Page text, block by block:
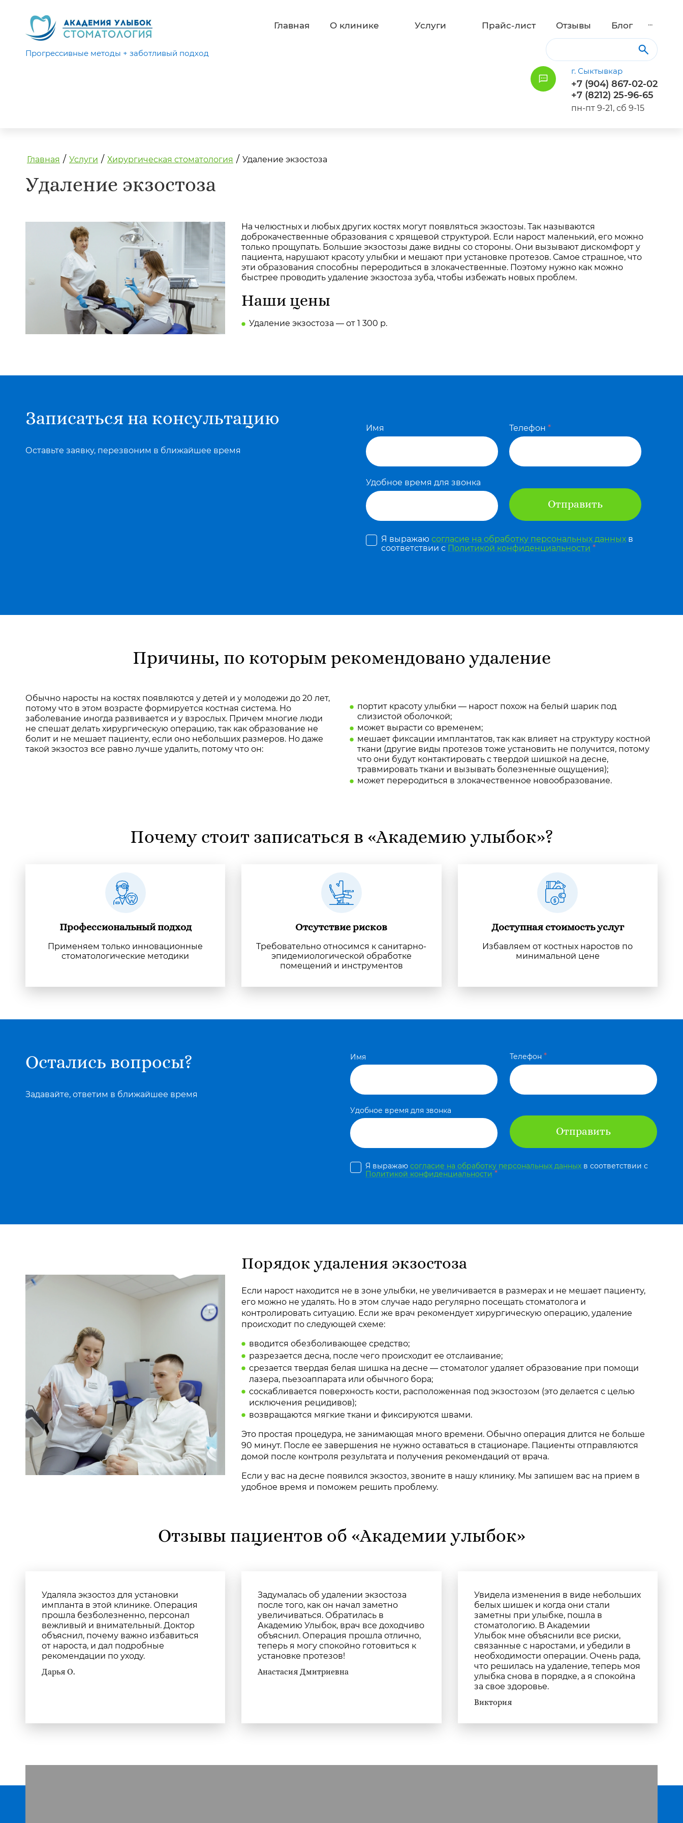
Прогрессивные методы + заботливый подход
Главная О клинике Услуги Прайс-лист Отзывы Блог ...
г. Сыктывкар
+7 (904) 867-02-02
+7 (8212) 25-96-65
пн-пт 9-21, сб 9-15
Главная / Услуги / Хирургическая стоматология / Удаление экзостоза
Удаление экзостоза
На челюстных и любых других костях могут появляться экзостозы. Так называются
доброкачественные образования с хрящевой структурой. Если нарост маленький, его можно
только прощупать. Большие экзостозы даже видны со стороны. Они вызывают дискомфорт у
пациента, нарушают красоту улыбки и мешают при установке протезов. Самое страшное, что
эти образования способны переродиться в злокачественные. Поэтому нужно как можно
быстрее проводить удаление экзостоза зуба, чтобы избежать новых проблем.
Наши цены
Удаление экзостоза — от 1 300 р.
Записаться на консультацию
Оставьте заявку, перезвоним в ближайшее время
Имя Телефон *
Удобное время для звонка
Я выражаю согласие на обработку персональных данных в
соответствии с Политикой конфиденциальности *
Отправить
Причины, по которым рекомендовано удаление
Обычно наросты на костях появляются у детей и у молодежи до 20 лет,
потому что в этом возрасте формируется костная система. Но
заболевание иногда развивается и у взрослых. Причем многие люди
не спешат делать хирургическую операцию, так как образование не
болит и не мешает пациенту, если оно небольших размеров. Но даже
такой экзостоз все равно лучше удалить, потому что он:
портит красоту улыбки — нарост похож на белый шарик под
слизистой оболочкой;
может вырасти со временем;
мешает фиксации имплантатов, так как влияет на структуру костной
ткани (другие виды протезов тоже установить не получится, потому
что они будут контактировать с твердой шишкой на десне,
травмировать ткани и вызывать болезненные ощущения);
может переродиться в злокачественное новообразование.
Почему стоит записаться в «Академию улыбок»?
Профессиональный подход
Применяем только инновационные
стоматологические методики
Отсутствие рисков
Требовательно относимся к санитарно-
эпидемиологической обработке
помещений и инструментов
Доступная стоимость услуг
Избавляем от костных наростов по
минимальной цене
Остались вопросы?
Задавайте, ответим в ближайшее время
Имя Телефон *
Удобное время для звонка
Я выражаю согласие на обработку персональных данных в соответствии с
Политикой конфиденциальности *
Отправить
Порядок удаления экзостоза
Если нарост находится не в зоне улыбки, не увеличивается в размерах и не мешает пациенту,
его можно не удалять. Но в этом случае надо регулярно посещать стоматолога и
контролировать ситуацию. Если же врач рекомендует хирургическую операцию, удаление
происходит по следующей схеме:
вводится обезболивающее средство;
разрезается десна, после чего происходит ее отслаивание;
срезается твердая белая шишка на десне — стоматолог удаляет образование при помощи
лазера, пьезоаппарата или обычного бора;
соскабливается поверхность кости, расположенная под экзостозом (это делается с целью
исключения рецидивов);
возвращаются мягкие ткани и фиксируются швами.
Это простая процедура, не занимающая много времени. Обычно операция длится не больше
90 минут. После ее завершения не нужно оставаться в стационаре. Пациенты отправляются
домой после контроля результата и получения рекомендаций от врача.
Если у вас на десне появился экзостоз, звоните в нашу клинику. Мы запишем вас на прием в
удобное время и поможем решить проблему.
Отзывы пациентов об «Академии улыбок»
Удаляла экзостоз для установки
импланта в этой клинике. Операция
прошла безболезненно, персонал
вежливый и внимательный. Доктор
объяснил, почему важно избавиться
от нароста, и дал подробные
рекомендации по уходу.
Дарья О.
Задумалась об удалении экзостоза
после того, как он начал заметно
увеличиваться. Обратилась в
Академию Улыбок, врач все доходчиво
объяснил. Операция прошла отлично,
теперь я могу спокойно готовиться к
установке протезов!
Анастасия Дмитриевна
Увидела изменения в виде небольших
белых шишек и когда они стали
заметны при улыбке, пошла в
стоматологию. В Академии
Улыбок мне объяснили все риски,
связанные с наростами, и убедили в
необходимости операции. Очень рада,
что решилась на удаление, теперь моя
улыбка снова в порядке, а я спокойна
за свое здоровье.
Виктория